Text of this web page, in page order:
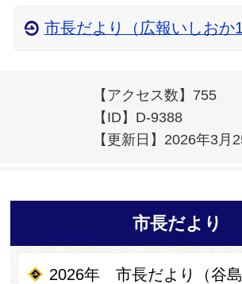
市長だより（広報いしおか1
【アクセス数】 755
【ID】 D-9388
【更新日】 2026年3月
市長だより
2026年 市長だより（谷島